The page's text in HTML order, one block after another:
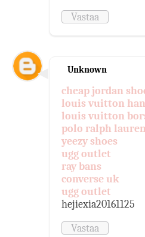
Vastaa
Unknown
cheap jordan
louis vuitton
louis vuitton
polo ralph lauren
yeezy shoes
ugg outlet
ray bans
converse uk
ugg outlet
hejiexia20161125
Vastaa